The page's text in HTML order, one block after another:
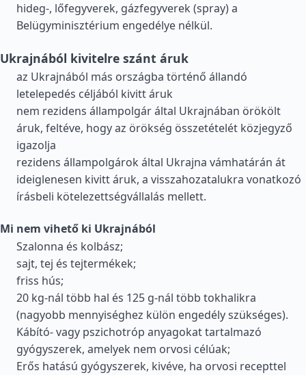
hideg-, lőfegyverek, gázfegyverek (spray) a
Belügyminisztérium engedélye nélkül.
Ukrajnából kivitelre szánt áruk
az Ukrajnából más országba történő állandó
letelepedés céljából kivitt áruk
nem rezidens állampolgár által Ukrajnában örökölt
áruk, feltéve, hogy az örökség összetételét közjegyző
igazolja
rezidens állampolgárok által Ukrajna vámhatárán át
ideiglenesen kivitt áruk, a visszahozatalukra vonatkozó
írásbeli kötelezettségvállalás mellett.
Mi nem vihető ki Ukrajnából
Szalonna és kolbász;
sajt, tej és tejtermékek;
friss hús;
20 kg-nál több hal és 125 g-nál több tokhalikra
(nagyobb mennyiséghez külön engedély szükséges).
Kábító- vagy pszichotróp anyagokat tartalmazó
gyógyszerek, amelyek nem orvosi célúak;
Erős hatású gyógyszerek, kivéve, ha orvosi recepttel